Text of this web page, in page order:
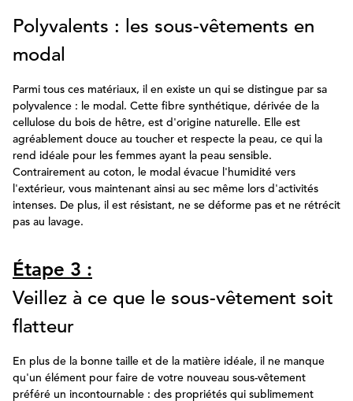
Polyvalents : les sous-vêtements en
modal
Parmi tous ces matériaux, il en existe un qui se distingue par sa
polyvalence : le modal. Cette fibre synthétique, dérivée de la
cellulose du bois de hêtre, est d'origine naturelle. Elle est
agréablement douce au toucher et respecte la peau, ce qui la
rend idéale pour les femmes ayant la peau sensible.
Contrairement au coton, le modal évacue l'humidité vers
l'extérieur, vous maintenant ainsi au sec même lors d'activités
intenses. De plus, il est résistant, ne se déforme pas et ne rétrécit
pas au lavage.
Étape 3 :
Veillez à ce que le sous-vêtement soit
flatteur
En plus de la bonne taille et de la matière idéale, il ne manque
qu'un élément pour faire de votre nouveau sous-vêtement
préféré un incontournable : des propriétés qui sublimement